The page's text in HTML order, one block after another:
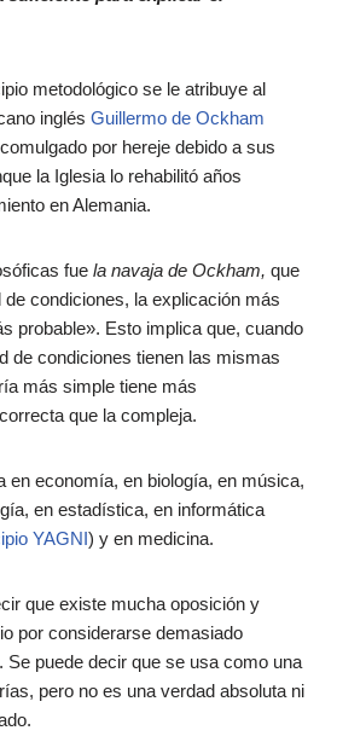
metodológico se le atribuye al
inglés Guillermo de Ockham
por hereje debido a sus
la Iglesia lo rehabilitó años
en Alemania.
fue la navaja de Ockham, que
de condiciones, la explicación más
probable». Esto implica que, cuando
de condiciones tienen las mismas
más simple tiene más
que la compleja.
en economía, en biología, en música,
en estadística, en informática
YAGNI) y en medicina.
que existe mucha oposición y
por considerarse demasiado
Se puede decir que se usa como una
pero no es una verdad absoluta ni